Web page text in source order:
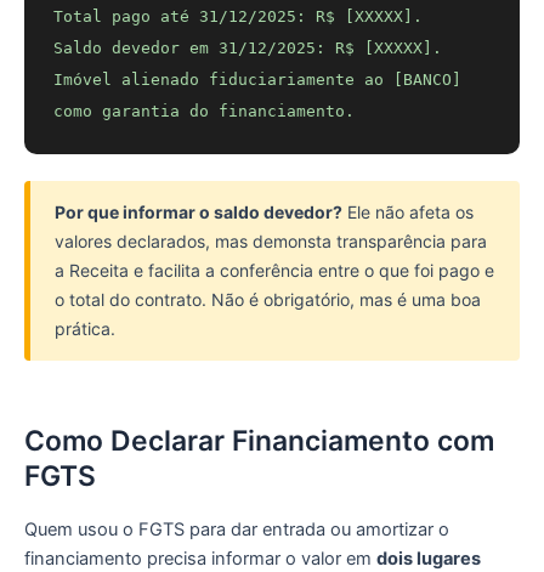
Total pago até 31/12/2025: R$ [XXXXX].
Saldo devedor em 31/12/2025: R$ [XXXXX].
Imóvel alienado fiduciariamente ao [BANCO]
como garantia do financiamento.
Por que informar o saldo devedor? Ele não afeta os
valores declarados, mas demonsta transparência para
a Receita e facilita a conferência entre o que foi pago e
o total do contrato. Não é obrigatório, mas é uma boa
prática.
Como Declarar Financiamento com
FGTS
Quem usou o FGTS para dar entrada ou amortizar o
financiamento precisa informar o valor em dois lugares